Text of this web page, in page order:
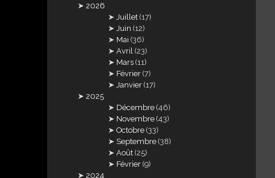
2026
Juillet (17)
Juin (12)
Mai (36)
Avril (23)
Mars (11)
Février (7)
Janvier (17)
2025
Décembre (46)
Novembre (43)
Octobre (33)
Septembre (38)
Août (25)
Février (9)
2024